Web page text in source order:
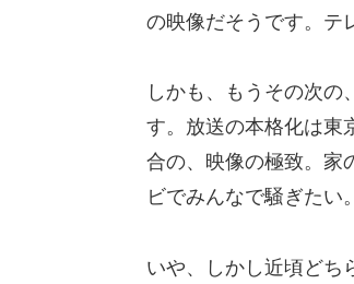
の映像だそうです。テ
しかも、もうその次の
す。放送の本格化は東
合の、映像の極致。家
ビでみんなで騒ぎたい
いや、しかし近頃どち